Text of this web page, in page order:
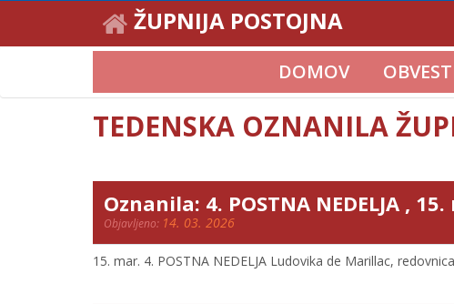
ŽUPNIJA POSTOJNA
DOMOV
TEDENSKA OZNANILA
Oznanila: 4. POSTNA NEDELJA ,
Objavljeno: 14. 03. 2026
15. mar. 4. POSTNA NEDELJA Ludovika de Marillac,